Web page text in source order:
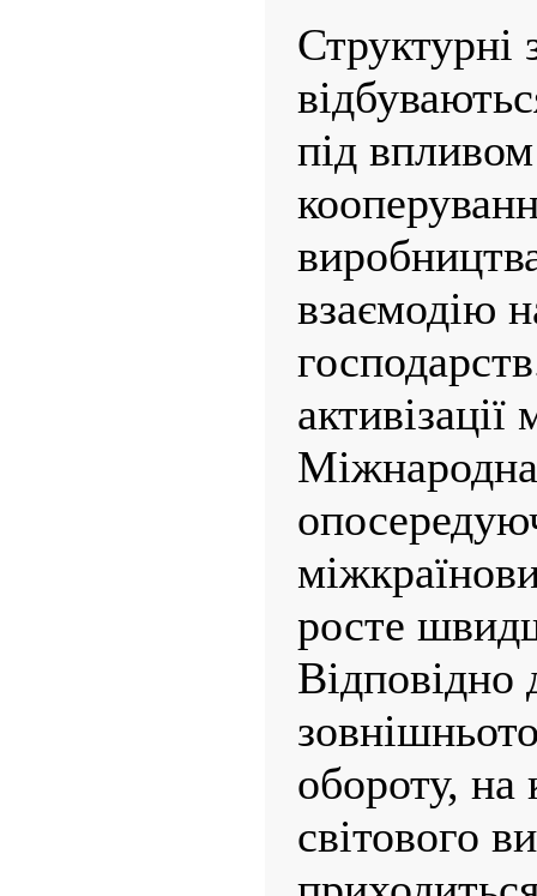
під впливом
взаємодію
активізації
Міжнародна
росте
Відповідно
обороту, на
світового